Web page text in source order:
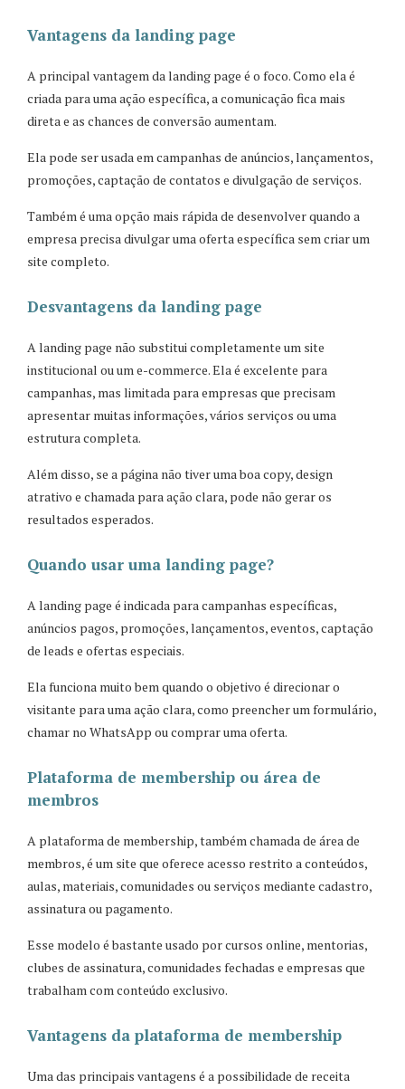
Vantagens da landing page
A principal vantagem da landing page é o foco. Como ela é
criada para uma ação específica, a comunicação fica mais
direta e as chances de conversão aumentam.
Ela pode ser usada em campanhas de anúncios, lançamentos,
promoções, captação de contatos e divulgação de serviços.
Também é uma opção mais rápida de desenvolver quando a
empresa precisa divulgar uma oferta específica sem criar um
site completo.
Desvantagens da landing page
A landing page não substitui completamente um site
institucional ou um e-commerce. Ela é excelente para
campanhas, mas limitada para empresas que precisam
apresentar muitas informações, vários serviços ou uma
estrutura completa.
Além disso, se a página não tiver uma boa copy, design
atrativo e chamada para ação clara, pode não gerar os
resultados esperados.
Quando usar uma landing page?
A landing page é indicada para campanhas específicas,
anúncios pagos, promoções, lançamentos, eventos, captação
de leads e ofertas especiais.
Ela funciona muito bem quando o objetivo é direcionar o
visitante para uma ação clara, como preencher um formulário,
chamar no WhatsApp ou comprar uma oferta.
Plataforma de membership ou área de
membros
A plataforma de membership, também chamada de área de
membros, é um site que oferece acesso restrito a conteúdos,
aulas, materiais, comunidades ou serviços mediante cadastro,
assinatura ou pagamento.
Esse modelo é bastante usado por cursos online, mentorias,
clubes de assinatura, comunidades fechadas e empresas que
trabalham com conteúdo exclusivo.
Vantagens da plataforma de membership
Uma das principais vantagens é a possibilidade de receita